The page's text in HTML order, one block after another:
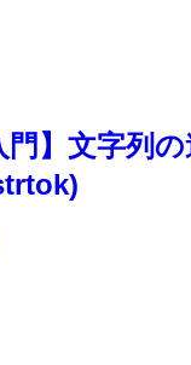
門】文字列